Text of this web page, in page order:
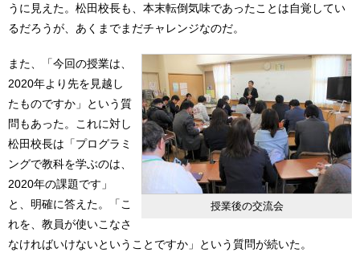
うに見えた。松田校長も、本末転倒気味であったことは自覚してい
るだろうが、あくまでまだチャレンジなのだ。
授業後の交流会
また、「今回の授業は、
2020年より先を見越し
たものですか」という質
問もあった。これに対し
松田校長は「プログラミ
ングで教科を学ぶのは、
2020年の課題です」
と、明確に答えた。「こ
れを、教員が使いこなさ
なければいけないということですか」という質問が続いた。